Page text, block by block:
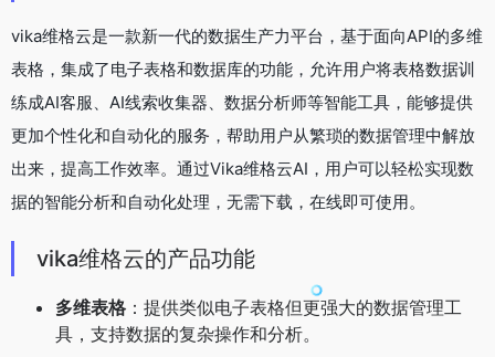
vika维格云是一款新一代的数据生产力平台，基于面向API的多维
表格，集成了电子表格和数据库的功能，允许用户将表格数据训
练成AI客服、AI线索收集器、数据分析师等智能工具，能够提供
更加个性化和自动化的服务，帮助用户从繁琐的数据管理中解放
出来，提高工作效率。通过Vika维格云AI，用户可以轻松实现数
据的智能分析和自动化处理，无需下载，在线即可使用。
vika维格云的产品功能
多维表格 ：提供类似电子表格但更强大的数据管理工
具，支持数据的复杂操作和分析。